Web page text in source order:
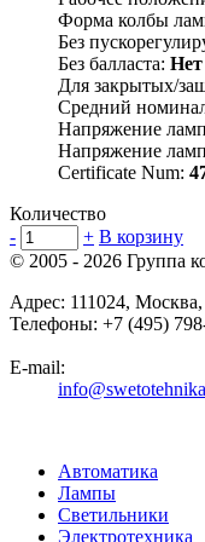
Форма колбы
Без
Без балласта: Нет
Для закрытых/
Средний
Напряжение
Напряжение
Certificate Num:
Количество
-
+ В корзину
© 2005 - 2026 Группа
Адрес: 111024, Москва,
Телефоны: +7 (495)
E-mail:
Автоматика
Лампы
Светильники
Электротехника